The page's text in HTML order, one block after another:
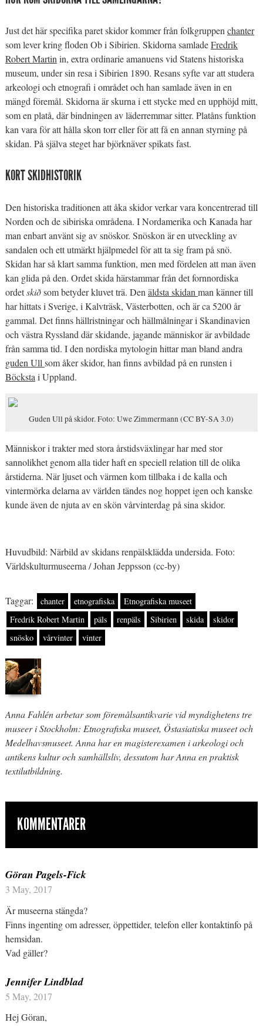
Just det här specifika paret skidor kommer från folkgruppen chanter
som lever kring floden Ob i Sibirien. Skidorna samladeFredrik
Robert Martin in, extra ordinarie amanuens vid Statens historiska
museum, under sin resa i Sibirien 1890. Resans syfte var att studera
arkeologi och etnografi i området och han samlade även in en
mängd föremål. Skidorna är skurna i ett stycke med en upphöjd mitt,
som en platå, där bindningen av läderremmar sitter. Platåns funktion
kan vara för att hålla skon torr eller för att få en annan styrning på
skidan. På själva steget har björknäver spikats fast.
KORT SKIDHISTORIK
Den historiska traditionen att åka skidor verkar vara koncentrerad till
Norden och de sibiriska områdena. I Nordamerika och Kanada har
man enbart använt sig av snöskor. Snöskon är en utveckling av
sandalen och ett utmärkt hjälpmedel för att ta sig fram på snö.
Skidan har så klart samma funktion, men med fördelen att man även
kan glida på den. Ordet skida härstammar från det fornnordiska
ordetskiðsom betyder kluvet trä. Den äldsta skidan man känner till
har hittats i Sverige, i Kalvträsk, Västerbotten, och är ca 5200 år
gammal. Det finns hällristningar och hällmålningar i Skandinavien
och västra Ryssland där skidande, jagande människor är avbildade
från samma tid. I den nordiska mytologin hittar man bland andra
guden Ull som åker skidor, han finns avbildad på en runsten i
Böcksta i Uppland.
Guden Ull på skidor. Foto: Uwe Zimmermann (CC BY-SA 3.0)
Människor i trakter med stora årstidsväxlingar har med stor
sannolikhet genom alla tider haft en speciell relation till de olika
årstiderna. När ljuset och värmen kom tillbaka i de kalla och
vintermörka delarna av världen tändes nog hoppet igen och kanske
kunde även de njuta av en skön vårvinterdag på sina skidor.
Huvudbild: Närbild av skidans renpälsklädda undersida. Foto:
Världskulturmuseerna / Johan Jeppsson (cc-by)
Taggar: chanter etnografiska
Etnografiska museet
Fredrik Robert Martin
päls renpäls Sibirien skida
skidor
snösko
vårvinter vinter
Anna Fahlén arbetar som föremålsantikvarie vid myndighetens tre
museer i Stockholm: Etnografiska museet, Östasiatiska museet och
Medelhavsmuseet. Anna har en magisterexamen i arkeologi och
antikens kultur och samhällsliv, dessutom har Anna en praktisk
textilutbildning.
KOMMENTARER
Göran Pagels-Fick
3 May, 2017
Är museerna stängda?
Finns ingenting om adresser, öppettider, telefon eller kontaktinfo på
hemsidan.
Vad gäller?
Jennifer Lindblad
5 May, 2017
Hej Göran,